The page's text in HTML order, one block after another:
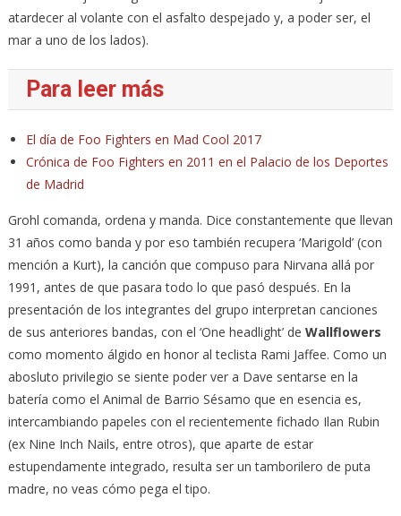
atardecer al volante con el asfalto despejado y, a poder ser, el
mar a uno de los lados).
Para leer más
El día de Foo Fighters en Mad Cool 2017
Crónica de Foo Fighters en 2011 en el Palacio de los Deportes
de Madrid
Grohl comanda, ordena y manda. Dice constantemente que llevan
31 años como banda y por eso también recupera ‘Marigold’ (con
mención a Kurt), la canción que compuso para Nirvana allá por
1991, antes de que pasara todo lo que pasó después. En la
presentación de los integrantes del grupo interpretan canciones
de sus anteriores bandas, con el ‘One headlight’ de Wallflowers
como momento álgido en honor al teclista Rami Jaffee. Como un
abosluto privilegio se siente poder ver a Dave sentarse en la
batería como el Animal de Barrio Sésamo que en esencia es,
intercambiando papeles con el recientemente fichado Ilan Rubin
(ex Nine Inch Nails, entre otros), que aparte de estar
estupendamente integrado, resulta ser un tamborilero de puta
madre, no veas cómo pega el tipo.